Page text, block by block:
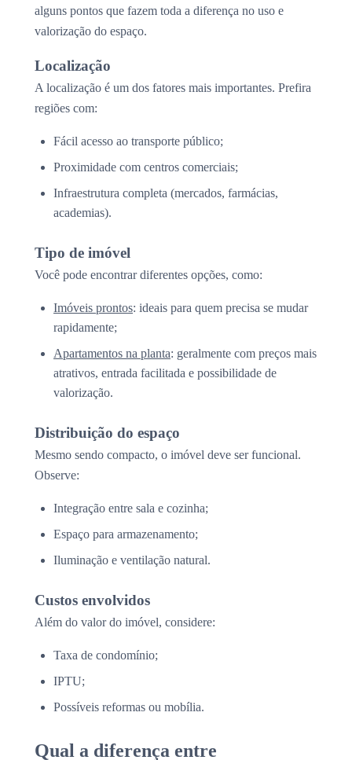
alguns pontos que fazem toda a diferença no uso e
valorização do espaço.
Localização
A localização é um dos fatores mais importantes. Prefira
regiões com:
Fácil acesso ao transporte público;
Proximidade com centros comerciais;
Infraestrutura completa (mercados, farmácias,
academias).
Tipo de imóvel
Você pode encontrar diferentes opções, como:
Imóveis prontos: ideais para quem precisa se mudar
rapidamente;
Apartamentos na planta: geralmente com preços mais
atrativos, entrada facilitada e possibilidade de
valorização.
Distribuição do espaço
Mesmo sendo compacto, o imóvel deve ser funcional.
Observe:
Integração entre sala e cozinha;
Espaço para armazenamento;
Iluminação e ventilação natural.
Custos envolvidos
Além do valor do imóvel, considere:
Taxa de condomínio;
IPTU;
Possíveis reformas ou mobília.
Qual a diferença entre